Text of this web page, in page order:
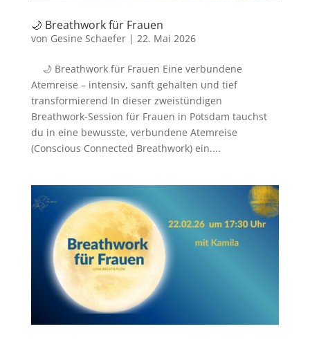
🌙 Breathwork für Frauen
von Gesine Schaefer| 22. Mai 2026
🌙 Breathwork für Frauen Eine verbundene
Atemreise – intensiv, sanft gehalten und tief
transformierend In dieser zweistündigen
Breathwork-Session für Frauen in Potsdam tauchst
du in eine bewusste, verbundene Atemreise
(Conscious Connected Breathwork) ein....